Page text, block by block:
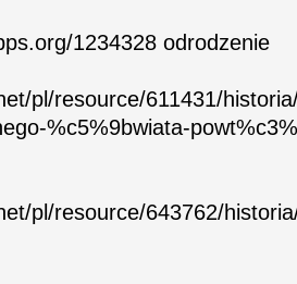
1234328 odrodzenie
pl/resource/611431/
%c5%9bwiata-
pl/resource/643762/